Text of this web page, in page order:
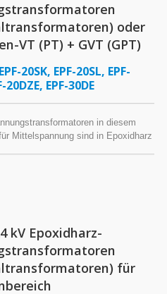
oder
VT (PT) + GVT (GPT)
20SK, EPF-20SL, EPF-
20DZE, EPF-30DE
in diesem
Mittelspannung sind in Epoxidharz
und Zuverlässigkeit zu
Modelle können mit
auf der Primärseite
und bestimmte Modelle mit
von 1000 VA oder mehr
kV Epoxidharz-
für